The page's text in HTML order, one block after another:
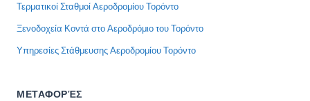
Τερματικοί Σταθμοί Αεροδρομίου Τορόντο
Ξενοδοχεία Κοντά στο Αεροδρόμιο του Τορόντο
Υπηρεσίες Στάθμευσης Αεροδρομίου Τορόντο
ΜΕΤΑΦΟΡΈΣ